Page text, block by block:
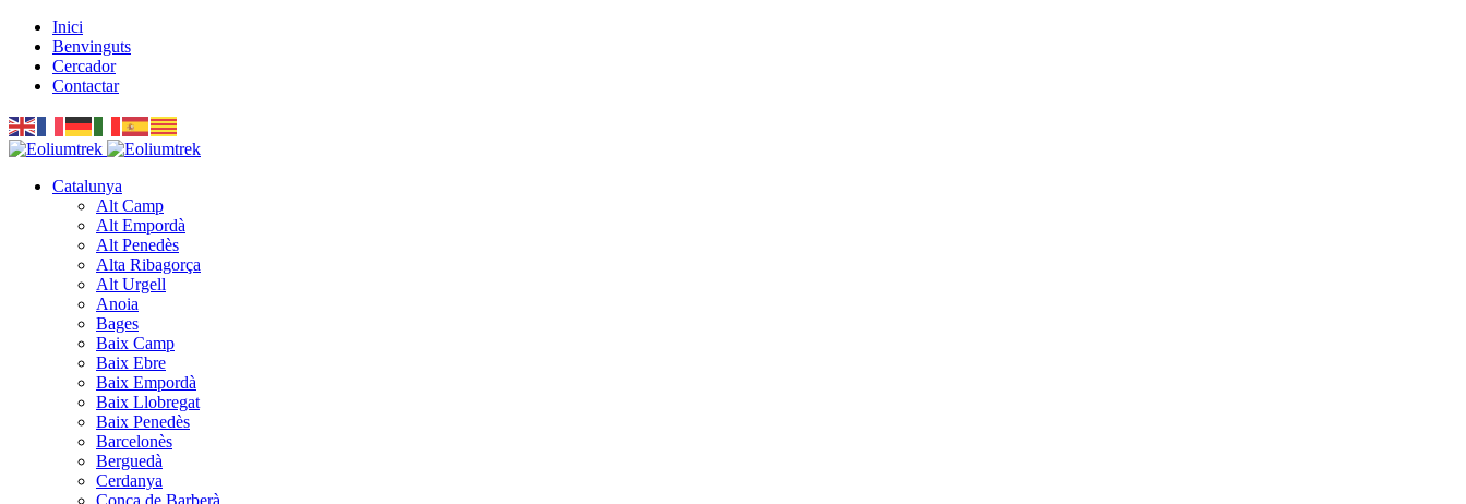
Inici
Benvinguts
Cercador
Contactar
Catalunya
Alt Camp
Alt Empordà
Alt Penedès
Alta Ribagorça
Alt Urgell
Anoia
Bages
Baix Camp
Baix Ebre
Baix Empordà
Baix Llobregat
Baix Penedès
Barcelonès
Berguedà
Cerdanya
Conca de Barberà